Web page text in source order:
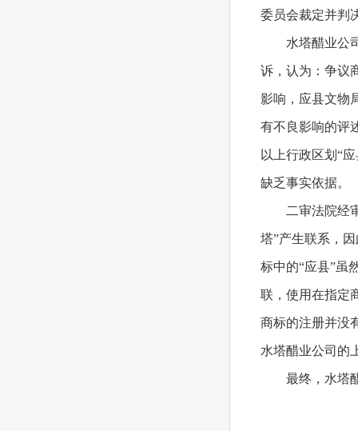
委员会裁定并判
水塔醋业公
诉，认为：争议
影响，应县文物
有不良影响的评
以上行政区划“
缺乏事实依据。
二审法院经
塔”产生联系，
标中的“应县”虽
联，使用在指定
商标的注册并没
水塔醋业公司的
最终，水塔